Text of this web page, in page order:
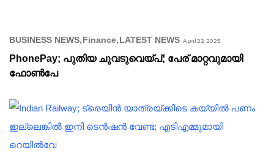
BUSINESS NEWS Finance LATEST NEWS April 22, 2025
PhonePay; പുതിയ ചുവടുവെയ്പ്; പേര് മാറ്റവുമായി
ഫോൺപേ